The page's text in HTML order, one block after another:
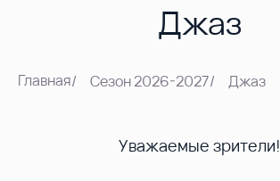
Джаз
Главная/ Сезон 2026-2027/ Джаз
Уважаемые зрители!